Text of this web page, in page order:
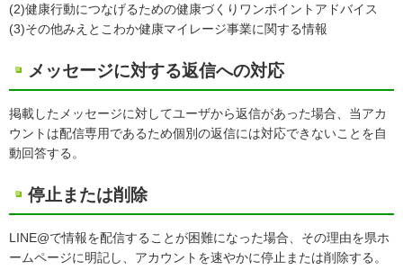
(2)健康行動につなげるための健康づくりワンポイントアドバイス
(3)その他みえとこわか健康マイレージ事業に関する情報
メッセージに対する返信への対応
掲載したメッセージに対してユーザから返信があった場合、当アカ
ウントは配信専用であるため個別の返信には対応できないことを自
動回答する。
停止または削除
LINE@で情報を配信することが困難になった場合、その理由を県ホ
ームページに明記し、アカウントを速やかに停止または削除する。